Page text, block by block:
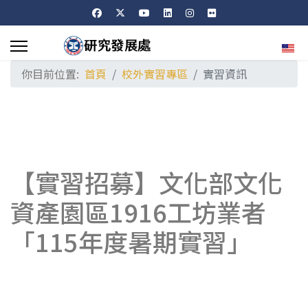
選擇
你目前位置: 首頁 校外實習專區 實習資訊
【實習招募】文化部文化
資產園區1916工坊業者
「115年度暑期實習」